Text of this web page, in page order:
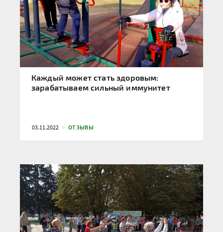
Каждый может стать здоровым:
зарабатываем сильный иммунитет
03.11.2022 ОТЗЫВЫ